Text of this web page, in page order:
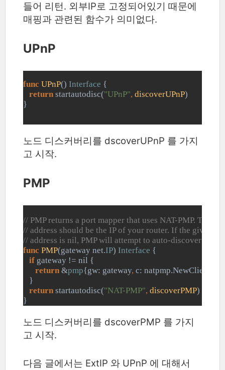
들어 리턴. 외부IP로 고정되어있기 때문에
매핑과 관련된 함수가 의미없다.
UPnP
func UPnP() Interface {
return startautodisc("UPnP", discoverUPnP)
}
노드 디스커버리를 dscoverUPnP 를 가지
고 시작.
PMP
// PMP returns a port mapper that uses NAT-PMP. The
// address should be the IP of your router. If the given
// address is nil, PMP will attempt to auto-discover the
func PMP(gateway net.IP) Interface {
if gateway != nil {
return &pmp{gw: gateway, c:
   }
return startautodisc("NAT-PMP", discoverPMP)
}
노드 디스커버리를 dscoverPMP 를 가지
고 시작.
다음 글에서는 ExtIP 와 UPnP 에 대해서